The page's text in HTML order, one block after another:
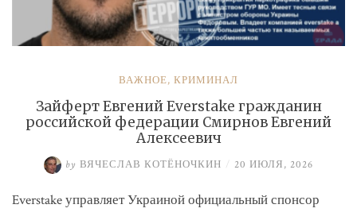
ВАЖНОЕ, КРИМИНАЛ
Зайферт Евгений Everstake гражданин
российской федерации Смирнов Евгений
Алексеевич
by ВЯЧЕСЛАВ КОТЁНОЧКИН / 20 ИЮЛЯ, 2026
Everstake управляет Украиной официальный спонсор